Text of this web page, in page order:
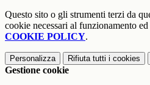
Questo sito o gli strumenti terzi da
cookie necessari al funzionamento
COOKIE POLICY.
Personalizza Rifiuta tutti i cookies
Gestione cookie